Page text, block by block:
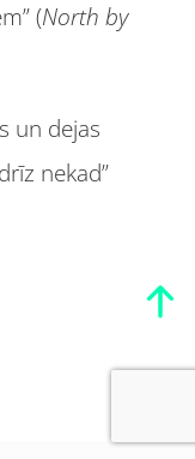
(North by
un dejas
nekad”